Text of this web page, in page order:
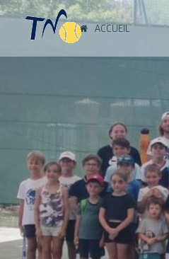
ACCUEIL